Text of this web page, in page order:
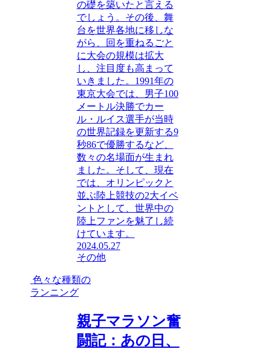
の礎を築いたと言える
でしょう。その後、舞
台を世界各地に移しな
がら、回を重ねるごと
に大会の規模は拡大
し、注目度も高まって
いきました。1991年の
東京大会では、男子100
メートル決勝でカー
ル・ルイス選手が当時
の世界記録を更新する9
秒86で優勝するなど、
数々の名場面が生まれ
ました。そして、現在
では、オリンピックと
並ぶ陸上競技の2大イベ
ントとして、世界中の
陸上ファンを魅了し続
けています。
2024.05.27
その他
色々な種類の
ランニング
親子マラソン奮
闘記：あの日、